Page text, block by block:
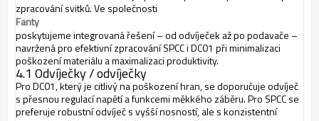
zpracování svitků. Ve společnosti
Fanty
poskytujeme integrovaná řešení – od odvíječek až po podavače –
navržená pro efektivní zpracování SPCC i DC01 při minimalizaci
poškození materiálu a maximalizaci produktivity.
4.1 Odvíječky / odvíječky
Pro DC01, který je citlivý na poškození hran, se doporučuje odvíječ
s přesnou regulací napětí a funkcemi měkkého záběru. Pro SPCC se
preferuje robustní odvíječ s vyšší nosností, ale s konzistentní